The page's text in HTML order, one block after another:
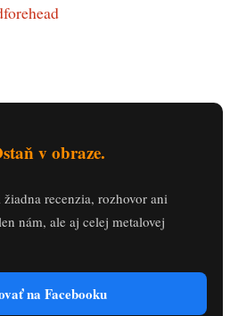
v obraze.
recenzia, rozhovor ani
nám, ale aj celej metalovej
na Facebooku